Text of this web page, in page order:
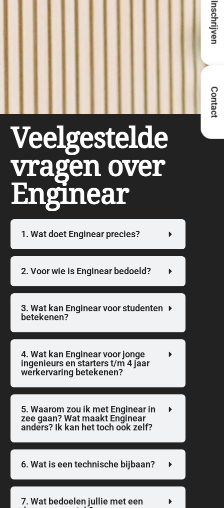
Veelgestelde
vragen over
Enginear
1. Wat doet Enginear precies?
2. Voor wie is Enginear bedoeld?
3. Wat kan Enginear voor studenten
betekenen?
4. Wat kan Enginear voor jonge
ingenieurs en starters t/m 4 jaar
werkervaring betekenen?
5. Waarom zou ik met Enginear in
zee gaan? Wat maakt Enginear
anders? Ik kan het toch ook zelf?
6. Wat is een technische bijbaan?
7. Wat bedoelen jullie met een
Inschrijven
Contact